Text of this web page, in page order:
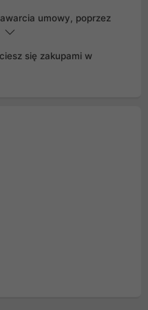
umowy, poprzez
się zakupami w